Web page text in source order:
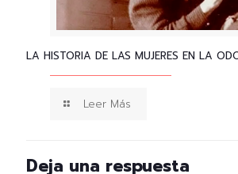
LA HISTORIA DE LAS MUJERES EN LA
Leer Más
Deja una respuesta